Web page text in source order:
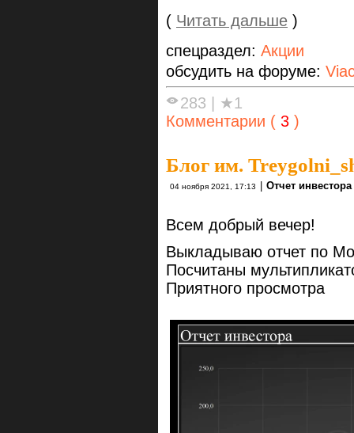
( Читать дальше )
спецраздел: Акции
обсудить на форуме:
283
★1
Комментарии ( 3 )
Блог им.
04 ноября 2021, 17:13 | Отчет инвестора
Всем добрый вечер!
Выкладываю отчет по
Посчитаны
Приятного просмотра